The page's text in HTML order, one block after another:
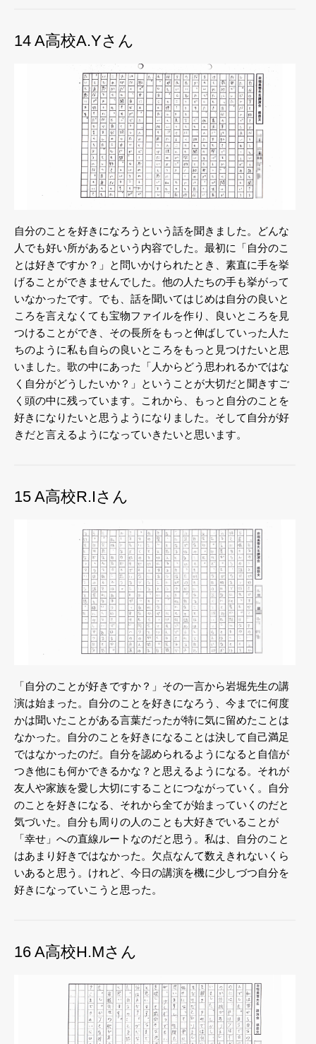
14 A高校A.Yさん
自分のことを好きになろうという話を聞きました。どんな
人でも好い所があるという内容でした。最初に「自分のこ
とは好きですか？」と問いかけられたとき、素直に手を挙
げることができませんでした。他の人たちの手も挙がって
いなかったです。でも、話を聞いてはじめは自分の良いと
ころを言えなくても宝物ファイルを作り、良いところを見
つけることができ、その長所をもっと伸ばしていった人た
ちのように私も自らの良いところをもっと見つけたいと思
いました。歌の中にあった「人からどう思われるかではな
く自分がどうしたいか？」ということが大切だと聞きすご
く頭の中に残っています。これから、もっと自分のことを
好きになりたいと思うようになりました。そして自分が好
きだと言えるようになっていきたいと思います。
15 A高校R.Iさん
「自分のことが好きですか？」その一言から岩堀先生の講
演は始まった。自分のことを好きになろう、今までに何度
かは聞いたことがある言葉だったが特に気に留めたことは
なかった。自分のことを好きになることは決して自己満足
ではなかったのだ。自分を認められるようになると自信が
つき他にも何かできるかな？と思えるようになる。それが
友人や家族を愛し大切にすることにつながっていく。自分
のことを好きになる、それから全てが始まっていくのだと
気づいた。自分も周りの人のことも大好きでいることが
「幸せ」への直線ルートなのだと思う。私は、自分のこと
はあまり好きではなかった。欠点なんて数えきれないくら
いあると思う。けれど、今日の講演を機に少しづつ自分を
好きになっていこうと思った。
16 A高校H.Mさん